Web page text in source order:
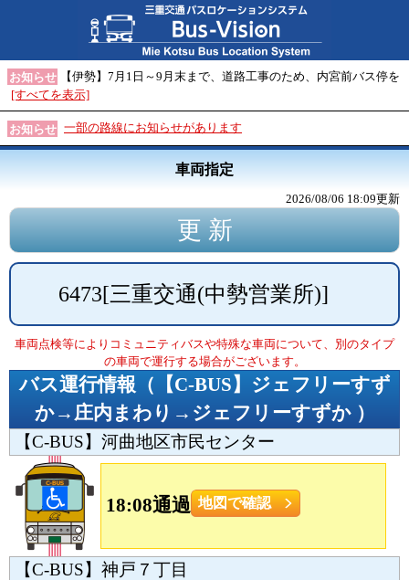
お知らせ
【伊勢】7月1日～9月末まで、道路工事のため、内宮前バス停を
[すべてを表示]
お知らせ 一部の路線にお知らせがあります
車両指定
2026/08/06 18:09更新
6473[三重交通(中勢営業所)]
車両点検等によりコミュニティバスや特殊な車両について、別のタイプ
の車両で運行する場合がございます。
バス運行情報（ 【C-BUS】ジェフリーすず
か→庄内まわり→ジェフリーすずか ）
【C-BUS】河曲地区市民センター
18:08通過 地図で確認
【C-BUS】神戸７丁目